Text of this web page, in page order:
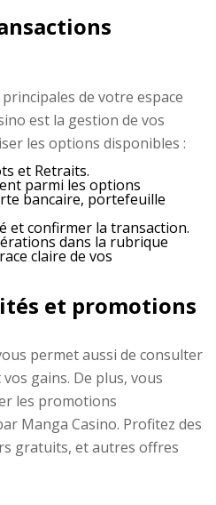
de votre espace
est la gestion de vos
les options disponibles :
et Retraits.
parmi les options
bancaire, portefeuille
et confirmer la transaction.
dans la rubrique
claire de vos
et promotions
permet aussi de consulter
gains. De plus, vous
les promotions
Manga Casino. Profitez des
gratuits, et autres offres